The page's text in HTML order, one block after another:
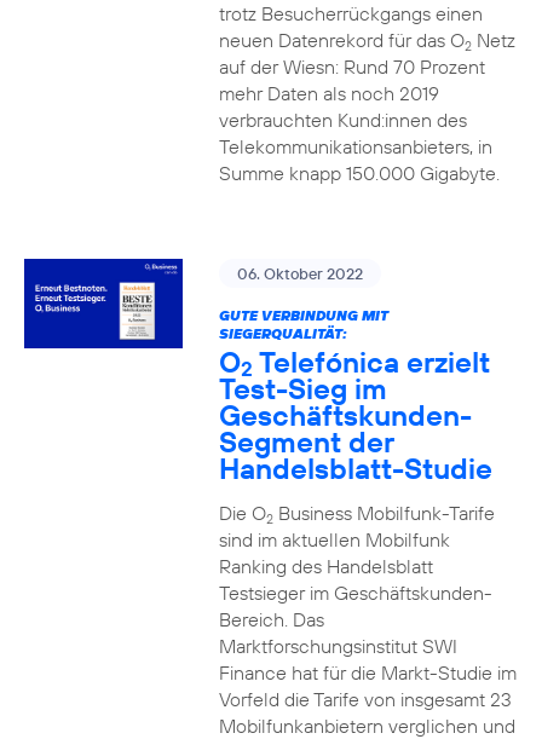
trotz Besucherrückgangs einen
neuen Datenrekord für das O2Netz
auf der Wiesn: Rund 70 Prozent
mehr Daten als noch 2019
verbrauchten Kund:innen des
Telekommunikationsanbieters, in
Summe knapp 150.000 Gigabyte.
06. Oktober 2022
GUTE VERBINDUNG MIT
SIEGERQUALITÄT:
O2 Telefónica erzielt
Test-Sieg im
Geschäftskunden-
Segment der
Handelsblatt-Studie
Die O2Business Mobilfunk-Tarife
sind im aktuellen Mobilfunk
Ranking des Handelsblatt
Testsieger im Geschäftskunden-
Bereich. Das
Marktforschungsinstitut SWI
Finance hat für die Markt-Studie im
Vorfeld die Tarife von insgesamt 23
Mobilfunkanbietern verglichen und